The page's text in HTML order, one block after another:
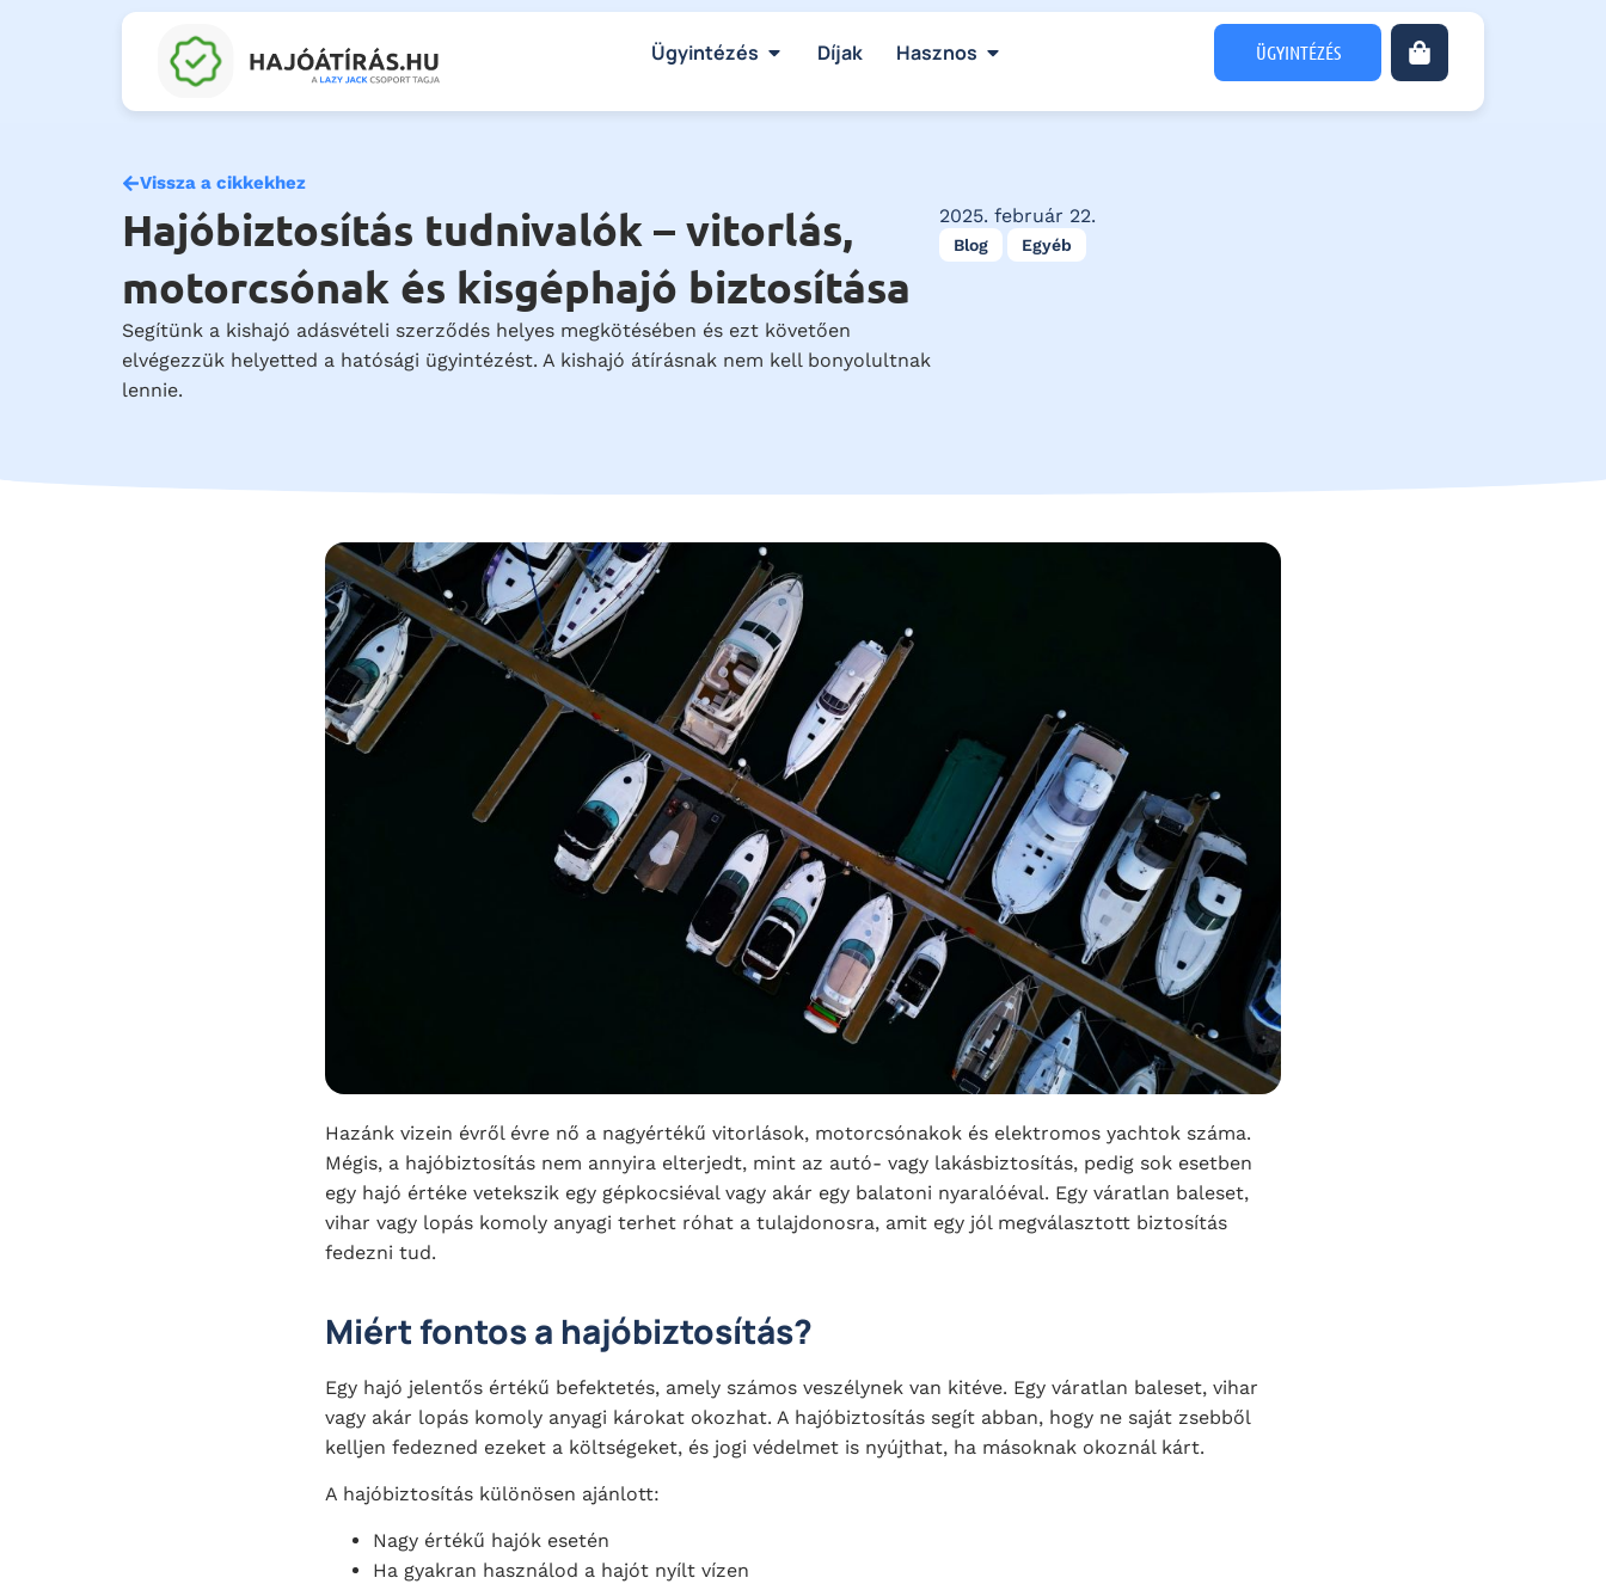
Ügyintézés Díjak Hasznos ÜGYINTÉZÉS
Vissza a cikkekhez
Hajóbiztosítás tudnivalók – vitorlás,
motorcsónak és kisgéphajó biztosítása
Segítünk a kishajó adásvételi szerződés helyes megkötésében és ezt követően
elvégezzük helyetted a hatósági ügyintézést. A kishajó átírásnak nem kell bonyolultnak
lennie.
2025. február 22.
Blog Egyéb
Hazánk vizein évről évre nő a nagyértékű vitorlások, motorcsónakok és elektromos yachtok száma.
Mégis, a hajóbiztosítás nem annyira elterjedt, mint az autó- vagy lakásbiztosítás, pedig sok esetben
egy hajó értéke vetekszik egy gépkocsiéval vagy akár egy balatoni nyaralóéval. Egy váratlan baleset,
vihar vagy lopás komoly anyagi terhet róhat a tulajdonosra, amit egy jól megválasztott biztosítás
fedezni tud.
Miért fontos a hajóbiztosítás?
Egy hajó jelentős értékű befektetés, amely számos veszélynek van kitéve. Egy váratlan baleset, vihar
vagy akár lopás komoly anyagi károkat okozhat. A hajóbiztosítás segít abban, hogy ne saját zsebből
kelljen fedezned ezeket a költségeket, és jogi védelmet is nyújthat, ha másoknak okoznál kárt.
A hajóbiztosítás különösen ajánlott:
Nagy értékű hajók esetén
Ha gyakran használod a hajót nyílt vízen